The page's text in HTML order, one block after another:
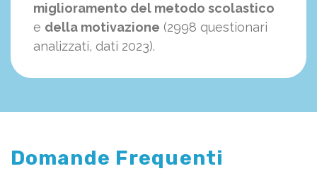
miglioramento del metodo scolastico
e della motivazione (2998 questionari
analizzati, dati 2023).
Domande Frequenti